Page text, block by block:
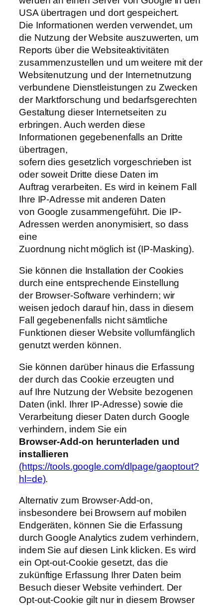
USA übertragen und dort gespeichert.
Die Informationen werden verwendet, um
die Nutzung der Website auszuwerten, um
Reports über die Websiteaktivitäten
zusammenzustellen und um weitere mit der
Websitenutzung und der Internetnutzung
verbundene Dienstleistungen zu Zwecken
der Marktforschung und bedarfsgerechten
Gestaltung dieser Internetseiten zu
erbringen. Auch werden diese
Informationen gegebenenfalls an Dritte
übertragen,
sofern dies gesetzlich vorgeschrieben ist
oder soweit Dritte diese Daten im
Auftrag verarbeiten. Es wird in keinem Fall
Ihre IP-Adresse mit anderen Daten
von Google zusammengeführt. Die IP-
Adressen werden anonymisiert, so dass
eine
Zuordnung nicht möglich ist (IP-Masking).
Sie können die Installation der Cookies
durch eine entsprechende Einstellung
der Browser-Software verhindern; wir
weisen jedoch darauf hin, dass in diesem
Fall gegebenenfalls nicht sämtliche
Funktionen dieser Website vollumfänglich
genutzt werden können.
Sie können darüber hinaus die Erfassung
der durch das Cookie erzeugten und
auf Ihre Nutzung der Website bezogenen
Daten (inkl. Ihrer IP-Adresse) sowie die
Verarbeitung dieser Daten durch Google
verhindern, indem Sie ein
Browser-Add-on herunterladen und
installieren
(https://tools.google.com/dlpage/gaoptout?
hl=de).
Alternativ zum Browser-Add-on,
insbesondere bei Browsern auf mobilen
Endgeräten, können Sie die Erfassung
durch Google Analytics zudem verhindern,
indem Sie auf diesen Link klicken. Es wird
ein Opt-out-Cookie gesetzt, das die
zukünftige Erfassung Ihrer Daten beim
Besuch dieser Website verhindert. Der
Opt-out-Cookie gilt nur in diesem Browser